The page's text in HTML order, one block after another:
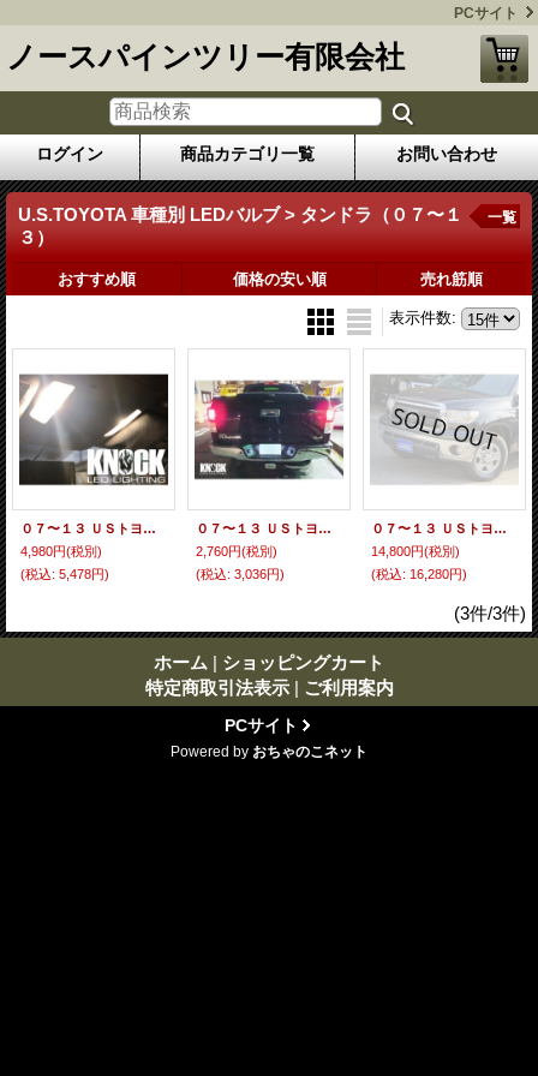
PCサイト
ノースパインツリー有限会社
ログイン 商品カテゴリ一覧 お問い合わせ
U.S.TOYOTA 車種別 LEDバルブ > タンドラ（０７〜１
３）
一覧
おすすめ順 価格の安い順 売れ筋順
表示件数:
０７〜１３ ＵＳトヨタ タンドラ用（クルーマックス）ルームランプＬＥＤセット
4,980円(税別)
(税込: 5,478円)
０７〜１３ ＵＳトヨタ タンドラ用 ナンバー灯ＬＥＤセット ホワイト
2,760円(税別)
(税込: 3,036円)
０７〜１３ ＵＳトヨタ タンドラ用 ヘッドライトＬＥＤバルブセット
14,800円(税別)
(税込: 16,280円)
(3件/3件)
ホーム | ショッピングカート
特定商取引法表示 | ご利用案内
PCサイト
Powered by おちゃのこネット